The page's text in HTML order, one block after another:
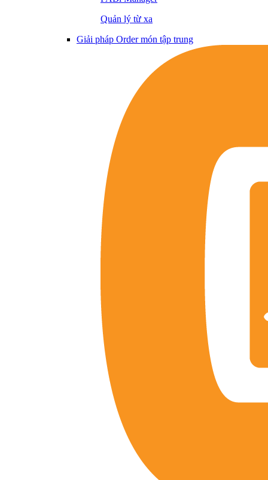
Quản lý từ xa
Giải pháp Order món tập trung